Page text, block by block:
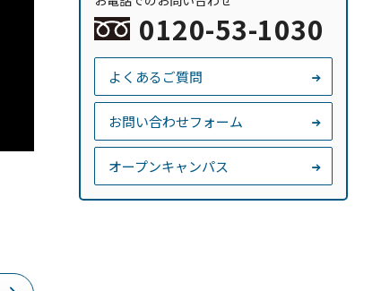
0120-53-1030
よくあるご質問
お問い合わせフォーム
オープンキャンパス